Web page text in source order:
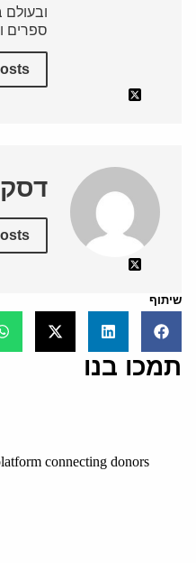
ובעולם
ספרים
דסק
שיתוף
תמכו בנו